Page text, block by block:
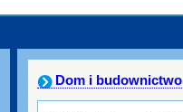
Dom i budownictwo